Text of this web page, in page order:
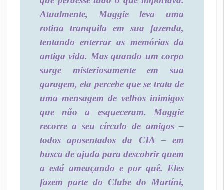
Atualmente, Maggie leva uma
rotina tranquila em sua fazenda,
tentando enterrar as memórias da
antiga vida. Mas quando um corpo
surge misteriosamente em sua
garagem, ela percebe que se trata de
uma mensagem de velhos inimigos
que não a esqueceram. Maggie
recorre a seu círculo de amigos –
todos aposentados da CIA – em
busca de ajuda para descobrir quem
a está ameaçando e por quê. Eles
fazem parte do Clube do Martíni,